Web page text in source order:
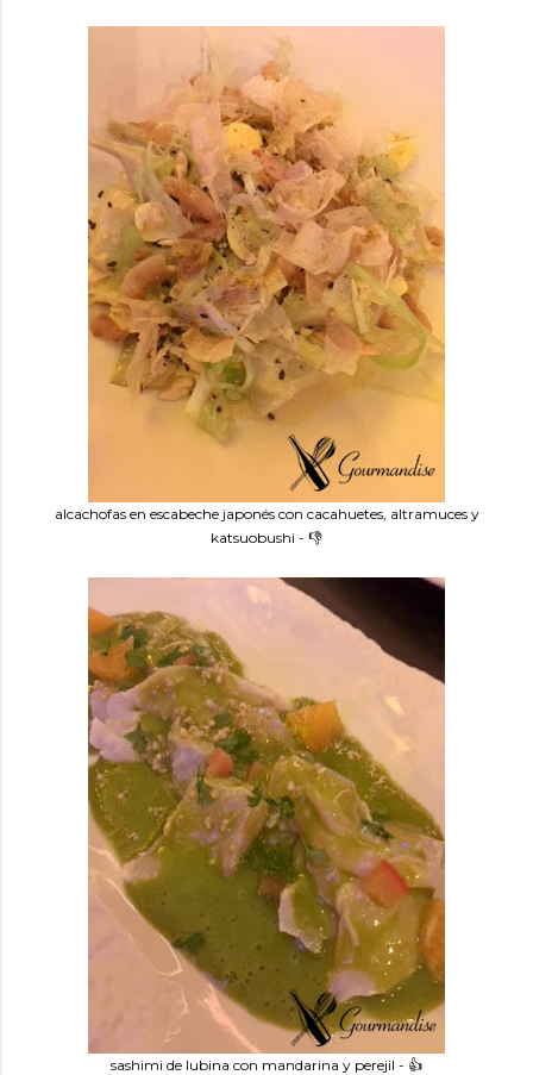
alcachofas en escabeche japonés con cacahuetes, altramuces y
katsuobushi - 👎
sashimi de lubina con mandarina y perejil - 👍